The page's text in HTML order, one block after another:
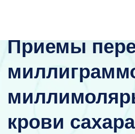
Приемы
крови сахара